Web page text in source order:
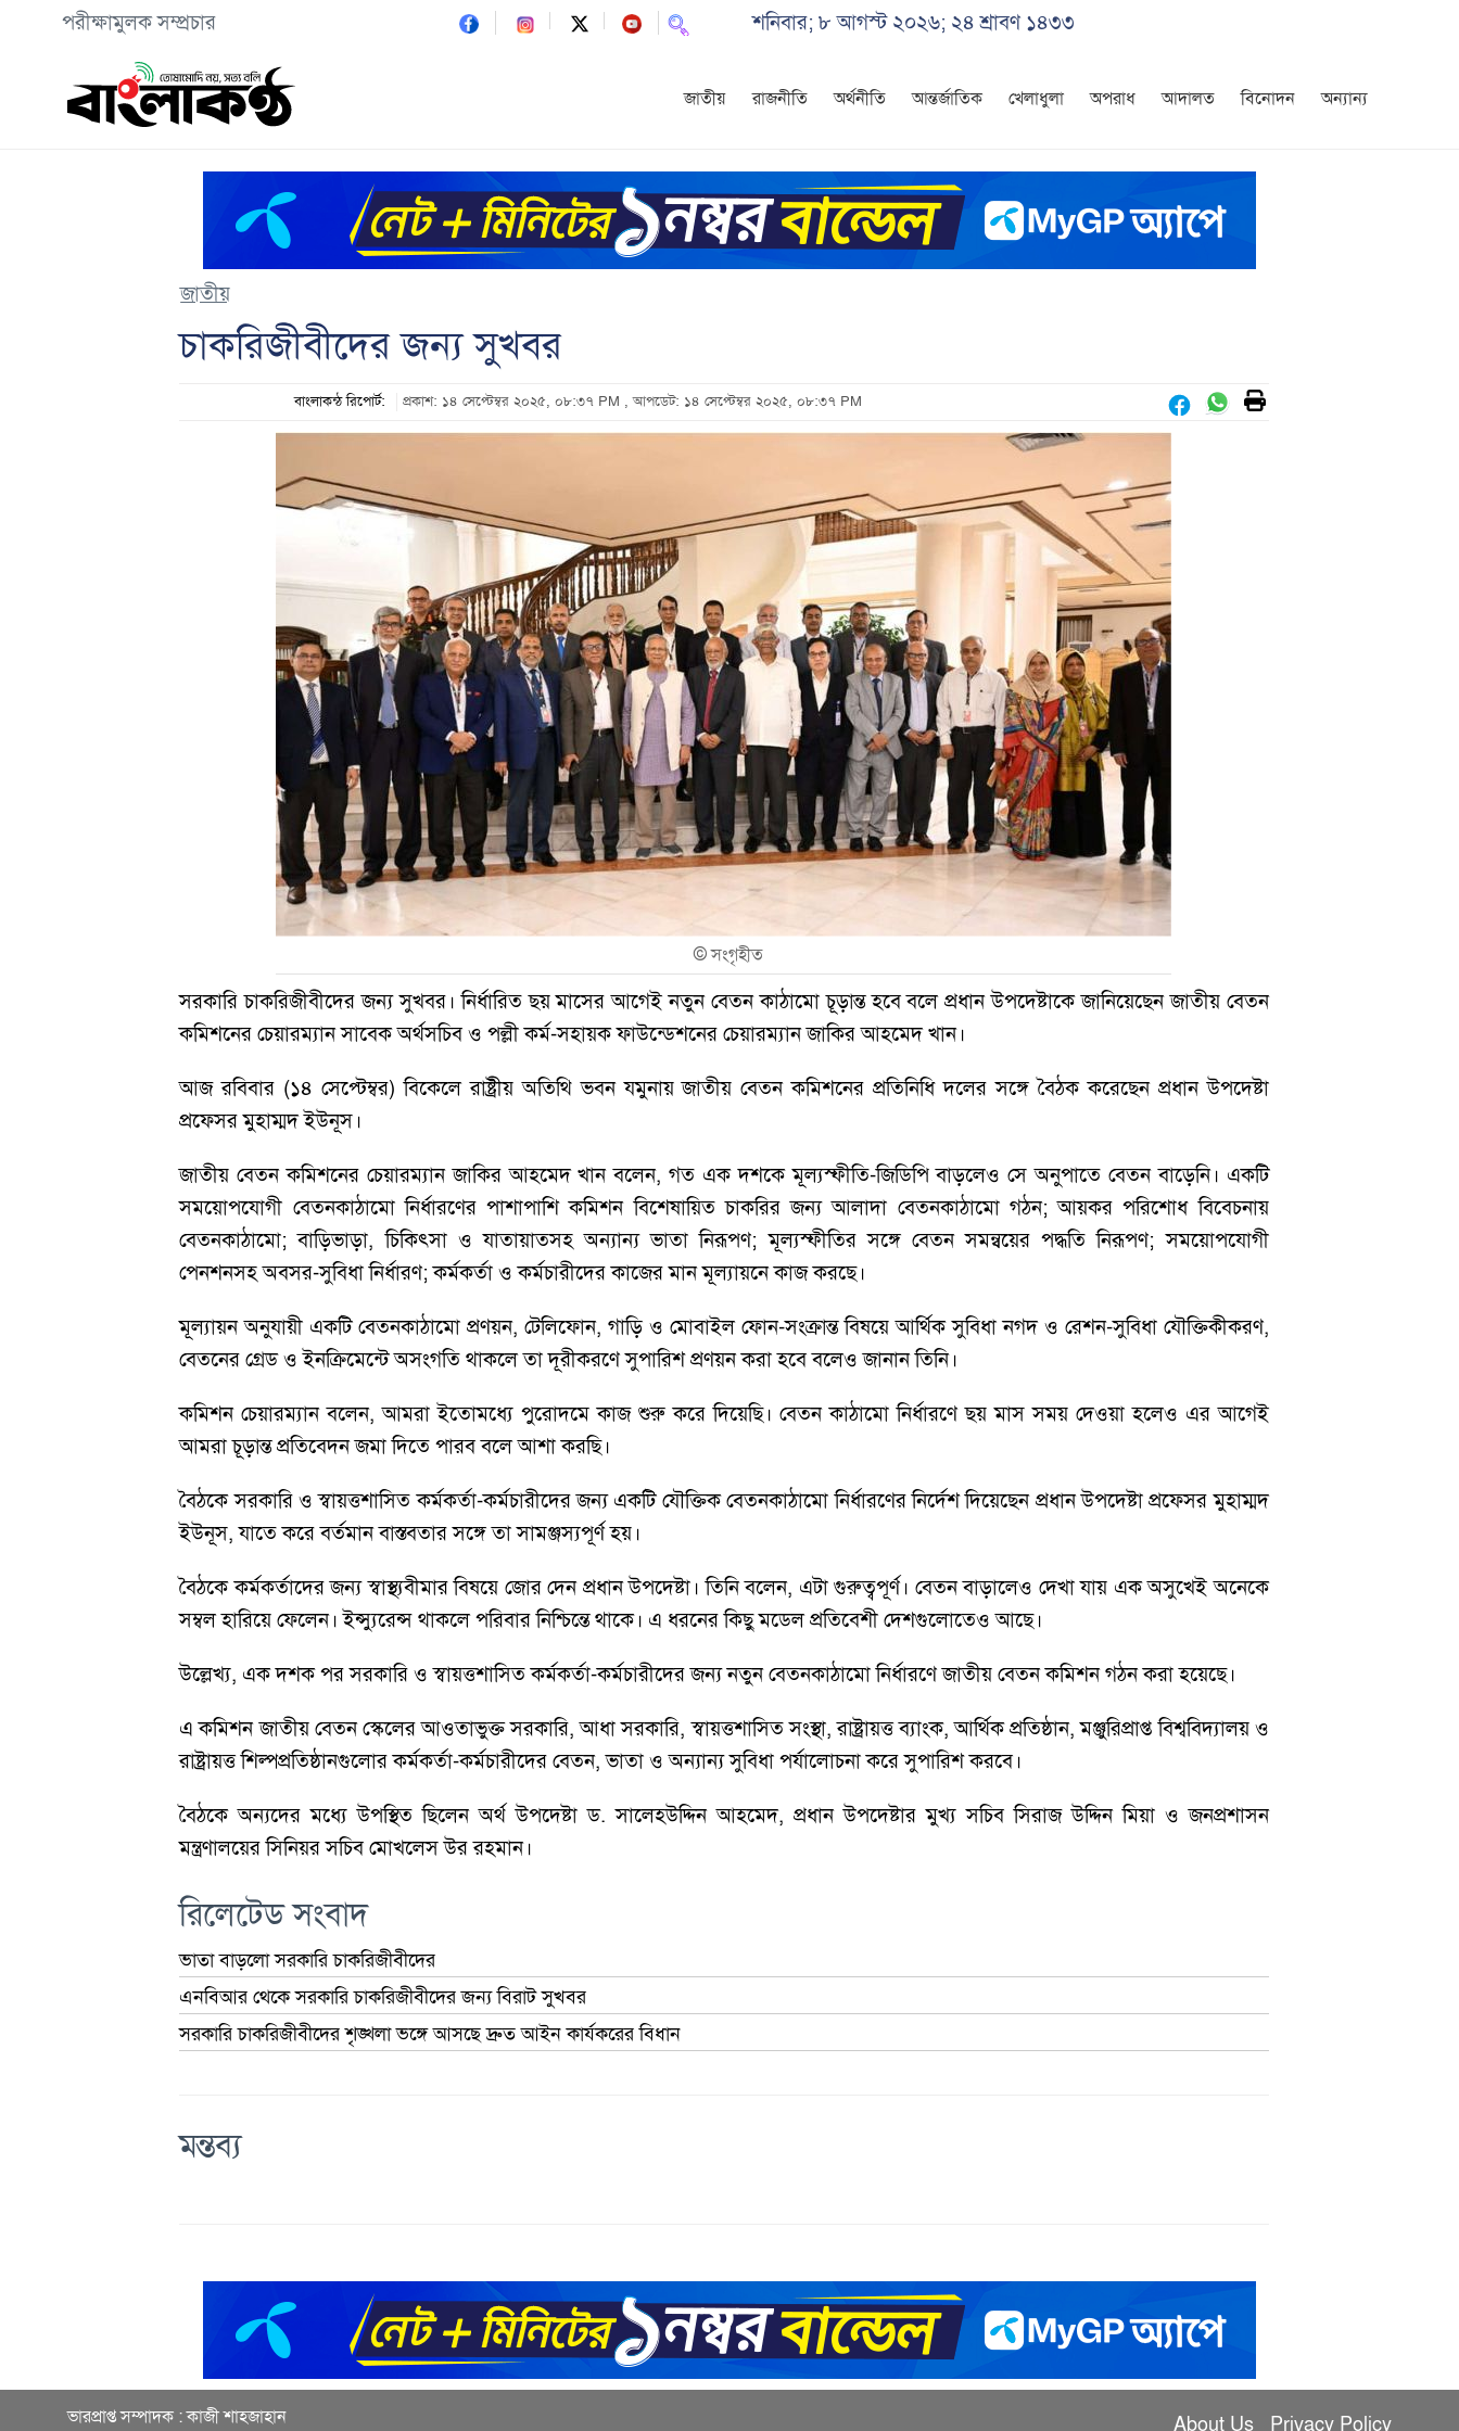
পরীক্ষামুলক সম্প্রচার শনিবার; ৮ আগস্ট ২০২৬; ২৪ শ্রাবণ ১৪৩৩
জাতীয় রাজনীতি অর্থনীতি আন্তর্জাতিক খেলাধুলা অপরাধ আদালত বিনোদন অন্যান্য
জাতীয়
চাকরিজীবীদের জন্য সুখবর
বাংলাকন্ঠ রিপোর্ট: প্রকাশ: ১৪ সেপ্টেম্বর ২০২৫, ০৮:৩৭ PM , আপডেট: ১৪ সেপ্টেম্বর ২০২৫, ০৮:৩৭ PM
©সংগৃহীত
সরকারি চাকরিজীবীদের জন্য সুখবর। নির্ধারিত ছয় মাসের আগেই নতুন বেতন কাঠামো চূড়ান্ত হবে বলে প্রধান উপদেষ্টাকে জানিয়েছেন জাতীয় বেতন
কমিশনের চেয়ারম্যান সাবেক অর্থসচিব ও পল্লী কর্ম-সহায়ক ফাউন্ডেশনের চেয়ারম্যান জাকির আহমেদ খান।
আজ রবিবার (১৪ সেপ্টেম্বর) বিকেলে রাষ্ট্রীয় অতিথি ভবন যমুনায় জাতীয় বেতন কমিশনের প্রতিনিধি দলের সঙ্গে বৈঠক করেছেন প্রধান উপদেষ্টা
প্রফেসর মুহাম্মদ ইউনূস।
জাতীয় বেতন কমিশনের চেয়ারম্যান জাকির আহমেদ খান বলেন, গত এক দশকে মূল্যস্ফীতি-জিডিপি বাড়লেও সে অনুপাতে বেতন বাড়েনি। একটি
সময়োপযোগী বেতনকাঠামো নির্ধারণের পাশাপাশি কমিশন বিশেষায়িত চাকরির জন্য আলাদা বেতনকাঠামো গঠন; আয়কর পরিশোধ বিবেচনায়
বেতনকাঠামো; বাড়িভাড়া, চিকিৎসা ও যাতায়াতসহ অন্যান্য ভাতা নিরূপণ; মূল্যস্ফীতির সঙ্গে বেতন সমন্বয়ের পদ্ধতি নিরূপণ; সময়োপযোগী
পেনশনসহ অবসর-সুবিধা নির্ধারণ; কর্মকর্তা ও কর্মচারীদের কাজের মান মূল্যায়নে কাজ করছে।
মূল্যায়ন অনুযায়ী একটি বেতনকাঠামো প্রণয়ন, টেলিফোন, গাড়ি ও মোবাইল ফোন-সংক্রান্ত বিষয়ে আর্থিক সুবিধা নগদ ও রেশন-সুবিধা যৌক্তিকীকরণ,
বেতনের গ্রেড ও ইনক্রিমেন্টে অসংগতি থাকলে তা দূরীকরণে সুপারিশ প্রণয়ন করা হবে বলেও জানান তিনি।
কমিশন চেয়ারম্যান বলেন, আমরা ইতোমধ্যে পুরোদমে কাজ শুরু করে দিয়েছি। বেতন কাঠামো নির্ধারণে ছয় মাস সময় দেওয়া হলেও এর আগেই
আমরা চূড়ান্ত প্রতিবেদন জমা দিতে পারব বলে আশা করছি।
বৈঠকে সরকারি ও স্বায়ত্তশাসিত কর্মকর্তা-কর্মচারীদের জন্য একটি যৌক্তিক বেতনকাঠামো নির্ধারণের নির্দেশ দিয়েছেন প্রধান উপদেষ্টা প্রফেসর মুহাম্মদ
ইউনূস, যাতে করে বর্তমান বাস্তবতার সঙ্গে তা সামঞ্জস্যপূর্ণ হয়।
বৈঠকে কর্মকর্তাদের জন্য স্বাস্থ্যবীমার বিষয়ে জোর দেন প্রধান উপদেষ্টা। তিনি বলেন, এটা গুরুত্বপূর্ণ। বেতন বাড়ালেও দেখা যায় এক অসুখেই অনেকে
সম্বল হারিয়ে ফেলেন। ইন্স্যুরেন্স থাকলে পরিবার নিশ্চিন্তে থাকে। এ ধরনের কিছু মডেল প্রতিবেশী দেশগুলোতেও আছে।
উল্লেখ্য, এক দশক পর সরকারি ও স্বায়ত্তশাসিত কর্মকর্তা-কর্মচারীদের জন্য নতুন বেতনকাঠামো নির্ধারণে জাতীয় বেতন কমিশন গঠন করা হয়েছে।
এ কমিশন জাতীয় বেতন স্কেলের আওতাভুক্ত সরকারি, আধা সরকারি, স্বায়ত্তশাসিত সংস্থা, রাষ্ট্রায়ত্ত ব্যাংক, আর্থিক প্রতিষ্ঠান, মঞ্জুরিপ্রাপ্ত বিশ্ববিদ্যালয় ও
রাষ্ট্রায়ত্ত শিল্পপ্রতিষ্ঠানগুলোর কর্মকর্তা-কর্মচারীদের বেতন, ভাতা ও অন্যান্য সুবিধা পর্যালোচনা করে সুপারিশ করবে।
বৈঠকে অন্যদের মধ্যে উপস্থিত ছিলেন অর্থ উপদেষ্টা ড. সালেহউদ্দিন আহমেদ, প্রধান উপদেষ্টার মুখ্য সচিব সিরাজ উদ্দিন মিয়া ও জনপ্রশাসন
মন্ত্রণালয়ের সিনিয়র সচিব মোখলেস উর রহমান।
রিলেটেড সংবাদ
ভাতা বাড়লো সরকারি চাকরিজীবীদের
এনবিআর থেকে সরকারি চাকরিজীবীদের জন্য বিরাট সুখবর
সরকারি চাকরিজীবীদের শৃঙ্খলা ভঙ্গে আসছে দ্রুত আইন কার্যকরের বিধান
মন্তব্য
ভারপ্রাপ্ত সম্পাদক : কাজী শাহজাহান About Us Privacy Policy